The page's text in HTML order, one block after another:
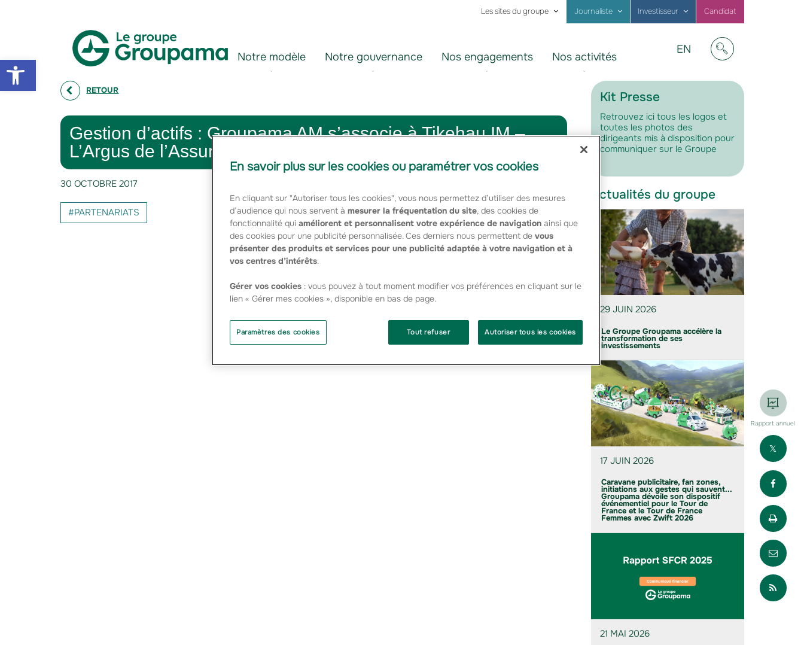
Open toolbar
Les sites du groupe Journaliste Investisseur Candidat
Notre modèle Notre gouvernance Nos engagements Nos activités
Visit
in
EN
RETOUR
Gestion d’actifs : Groupama AM s’associe à Tikehau IM –
L’Argus de l’Assurance
30 OCTOBRE 2017
#PARTENARIATS
Kit Presse
Retrouvez ici tous les logos et
toutes les photos des
dirigeants mis à disposition pour
communiquer sur le Groupe
Actualités du groupe
29 JUIN 2026
Le Groupe Groupama accélère la
transformation de ses
investissements
17 JUIN 2026
Caravane publicitaire, fan zones,
initiations aux gestes qui sauvent...
Groupama dévoile son dispositif
événementiel pour le Tour de
France et le Tour de France
Femmes avec Zwift 2026
21 MAI 2026
Rapport annuel
En savoir plus sur les cookies ou paramétrer vos cookies
En cliquant sur "Autoriser tous les cookies", vous nous permettez d’utiliser des mesures
d’audience qui nous servent à mesurer la fréquentation du site, des cookies de
fonctionnalité qui améliorent et personnalisent votre expérience de navigation ainsi que
des cookies pour une publicité personnalisée. Ces derniers nous permettent de vous
présenter des produits et services pour une publicité adaptée à votre navigation et à
vos centres d’intérêts.
Gérer vos cookies : vous pouvez à tout moment modifier vos préférences en cliquant sur le
lien « Gérer mes cookies », disponible en bas de page.
Paramètres des cookies Tout refuser Autoriser tous les cookies